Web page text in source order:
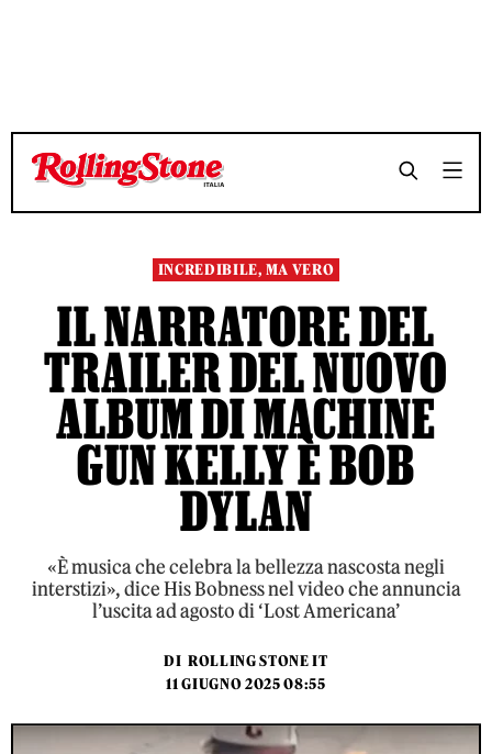
TEMPO DI LETTURA 4 MINUTI
TEMPO DI LETTURA 4 MINUTI
INCREDIBILE, MA VERO
IL NARRATORE DEL
TRAILER DEL NUOVO
ALBUM DI MACHINE
GUN KELLY È BOB
DYLAN
«È musica che celebra la bellezza nascosta negli
interstizi», dice His Bobness nel video che annuncia
l’uscita ad agosto di ‘Lost Americana’
DI ROLLING STONE IT
11 GIUGNO 2025 08:55